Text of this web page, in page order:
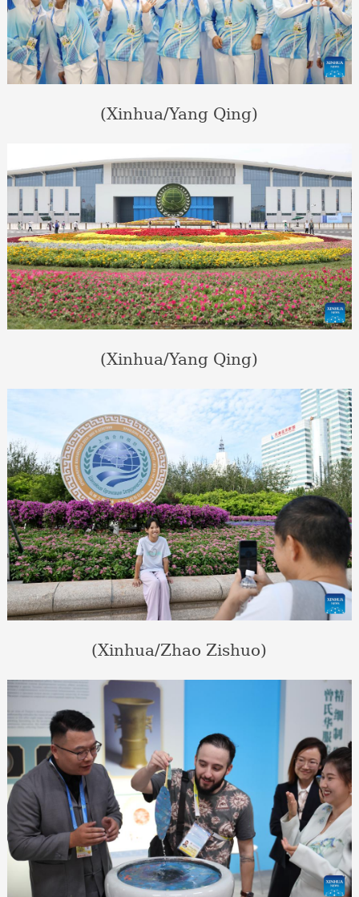
(Xinhua/Yang Qing)
(Xinhua/Yang Qing)
(Xinhua/Zhao Zishuo)